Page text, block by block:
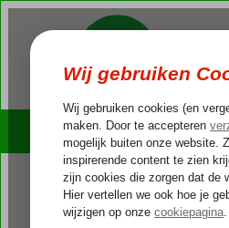
Cruises
Home
Verenigde Arabische Emiraten